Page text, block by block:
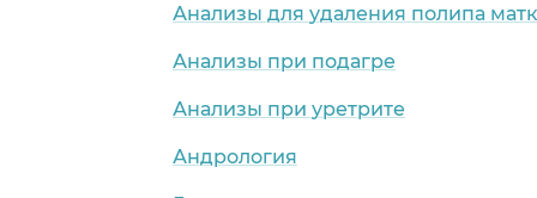
Анализы для удаления полипа
Анализы при подагре
Анализы при уретрите
Андрология